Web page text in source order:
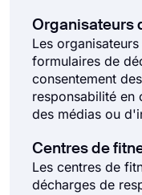
Organisateurs
Les
formulaires de
consentement
responsabilité en
des médias ou
Centres de
Les centres de
décharges de